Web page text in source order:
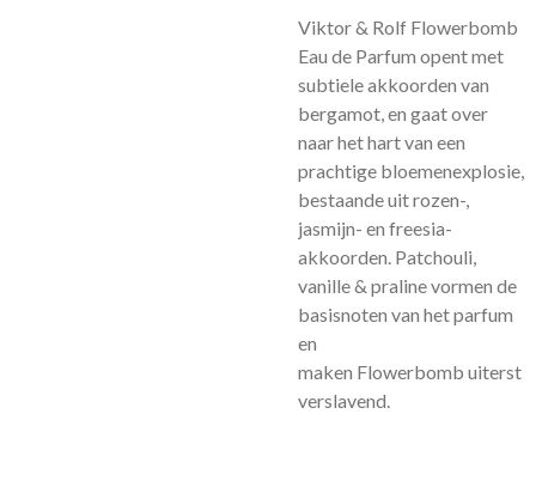
Viktor & Rolf Flowerbomb
Eau de Parfum opent met
subtiele akkoorden van
bergamot, en gaat over
naar het hart van een
prachtige bloemenexplosie,
bestaande uit rozen-,
jasmijn- en freesia-
akkoorden. Patchouli,
vanille & praline vormen de
basisnoten van het parfum
en
maken Flowerbomb uiterst
verslavend.